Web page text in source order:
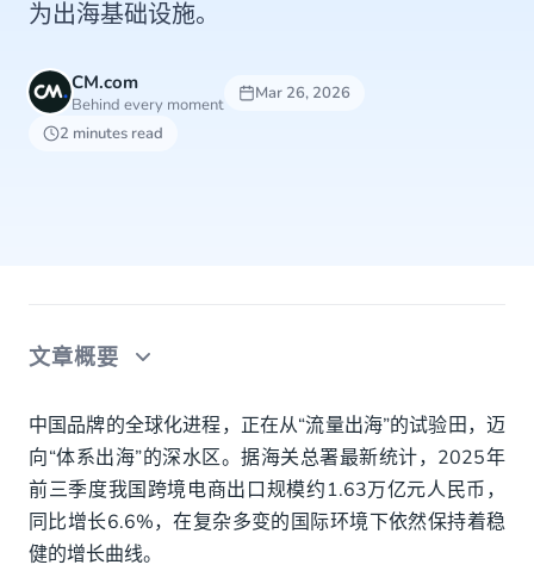
为出海基础设施。
CM.com
Behind every moment
Mar 26, 2026
2 minutes read
文章概要
中国品牌出海的线上与线下发展路径
线上电商阵营：从平台起步，走向多阵地协同
线下零售路径：从渠道铺设，到品牌触点运营
中国品牌的全球化进程，正在从“流量出海”的试验田，迈
向“体系出海”的深水区。据海关总署最新统计，2025年
前三季度我国跨境电商出口规模约1.63万亿元人民币，
同比增长6.6%，在复杂多变的国际环境下依然保持着稳
健的增长曲线。